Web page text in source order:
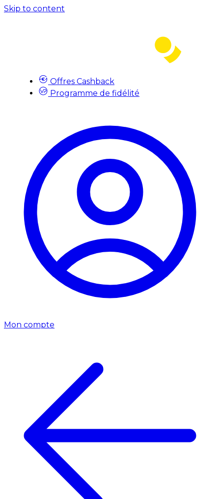
Skip to content
Offres Cashback
Programme de fidélité
Mon compte